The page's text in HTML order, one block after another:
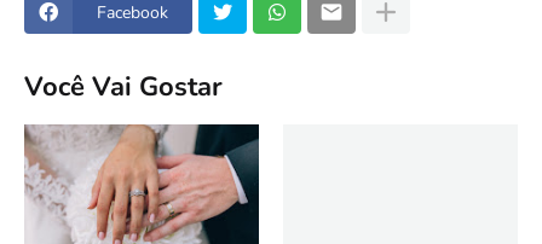
Facebook
Você Vai Gostar